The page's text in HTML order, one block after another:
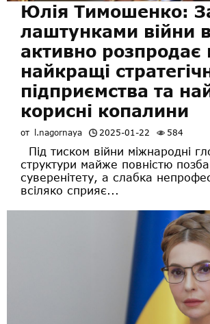
Юлія Тимошенко:
лаштунками війни
активно розпродає
найкращі
підприємства та
корисні копалини
от l.nagornaya 2025-01-22 584
Під тиском війни міжнародні
структури майже повністю
суверенітету, а слабка
всіляко сприяє...